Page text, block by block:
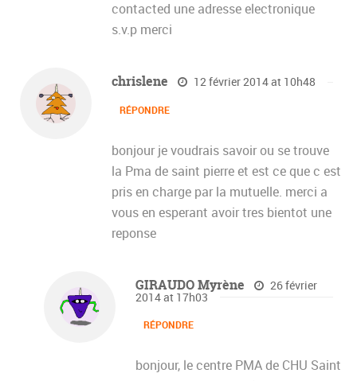
contacted une adresse electronique
s.v.p merci
chrislene 12 février 2014 at 10h48
RÉPONDRE
bonjour je voudrais savoir ou se trouve
la Pma de saint pierre et est ce que c est
pris en charge par la mutuelle. merci a
vous en esperant avoir tres bientot une
reponse
GIRAUDO Myrène 26 février
2014 at 17h03
RÉPONDRE
bonjour, le centre PMA de CHU Saint